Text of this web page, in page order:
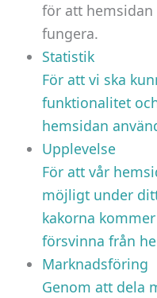
för att hemsidan
fungera.
Statistik
För att vi ska
funktionalitet
hemsidan
Upplevelse
För att vår
möjligt under
kakorna
försvinna från
Marknadsföring
Genom att dela